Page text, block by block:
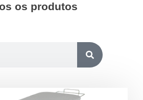
os produtos